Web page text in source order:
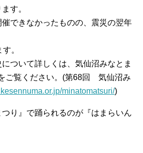
す。
できなかったものの、震災の翌年
。
ついて詳しくは、気仙沼みなとま
ご覧ください。(第68回 気仙沼み
minatomatsuri/)
り』で踊られるのが『はまらいん